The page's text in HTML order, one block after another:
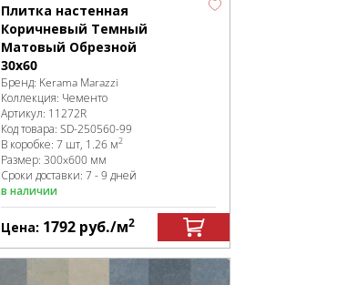
Плитка настенная
Коричневый Темный
Матовый Обрезной
30x60
Бренд: Kerama Marazzi
Коллекция: Чементо
Артикул: 11272R
Код товара: SD-250560-99
В коробке: 7 шт, 1.26 м2
Размер: 300x600 мм
Сроки доставки: 7 - 9 дней
в наличии
Цена: 1792 руб./м2